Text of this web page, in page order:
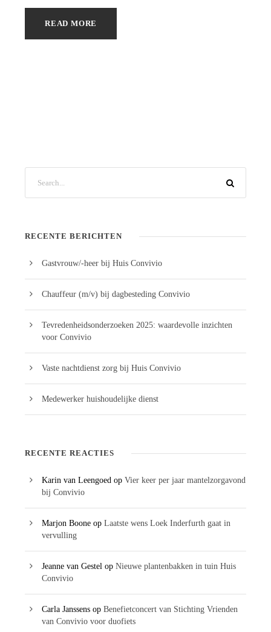
READ MORE
RECENTE BERICHTEN
Gastvrouw/-heer bij Huis Convivio
Chauffeur (m/v) bij dagbesteding Convivio
Tevredenheidsonderzoeken 2025: waardevolle inzichten
voor Convivio
Vaste nachtdienst zorg bij Huis Convivio
Medewerker huishoudelijke dienst
RECENTE REACTIES
Karin van Leengoed op Vier keer per jaar mantelzorgavond
bij Convivio
Marjon Boone op Laatste wens Loek Inderfurth gaat in
vervulling
Jeanne van Gestel op Nieuwe plantenbakken in tuin Huis
Convivio
Carla Janssens op Benefietconcert van Stichting Vrienden
van Convivio voor duofiets